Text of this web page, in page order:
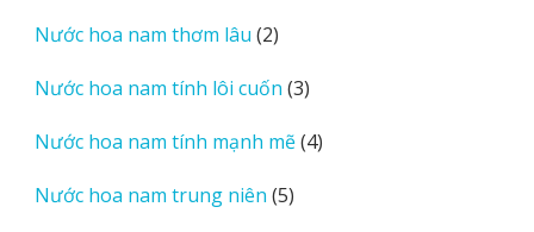
Nước hoa nam thơm lâu 22
phẩm
Nước hoa nam tính lôi cuốn 33
phẩm
Nước hoa nam tính mạnh mẽ 44
Nước hoa nam trung niên 55